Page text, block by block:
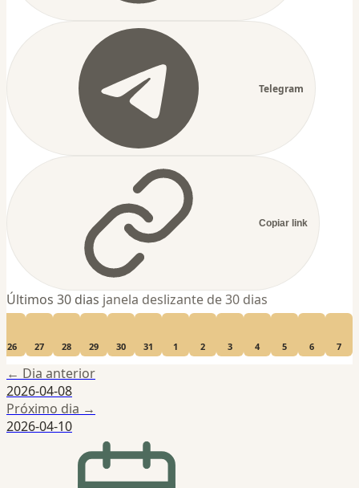
Telegram
Copiar link
Últimos 30 dias janela deslizante de 30 dias
26 27 28 29 30 31 1 2 3 4 5 6 7
← Dia anterior
2026-04-08
Próximo dia →
2026-04-10